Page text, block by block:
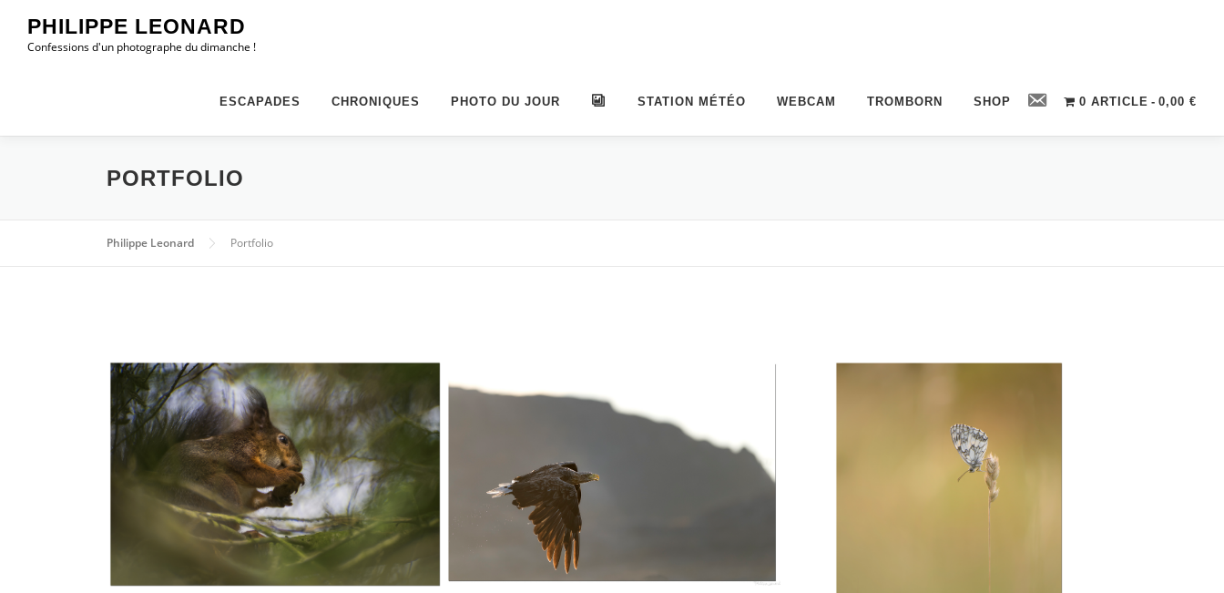
contenu
PHILIPPE LEONARD
Confessions d'un photographe du dimanche !
ESCAPADES CHRONIQUES PHOTO DU JOUR ALBUMSSTATION MÉTÉO WEBCAM TROMBORN SHOP Contact0 ARTICLE 0,00 €
PORTFOLIO
Philippe Leonard Portfolio